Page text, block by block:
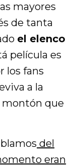
mayores
de tanta
el elenco
película es
los fans
a la
montón que
del
eran